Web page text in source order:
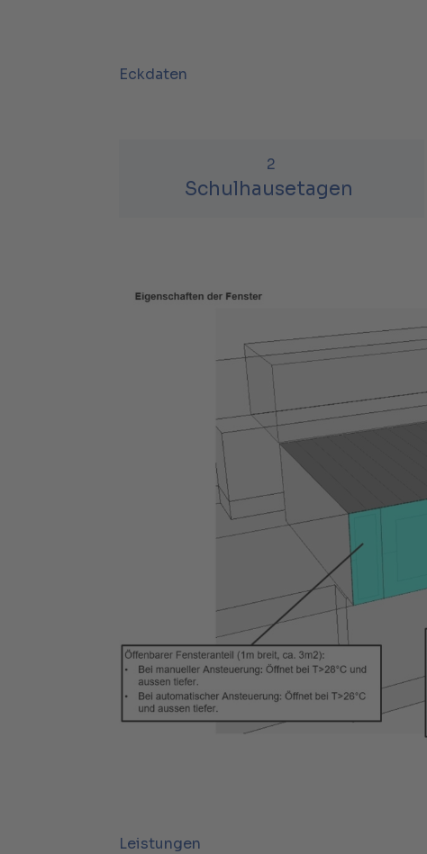
Eckdaten
2
Schulhausetagen
Leistungen